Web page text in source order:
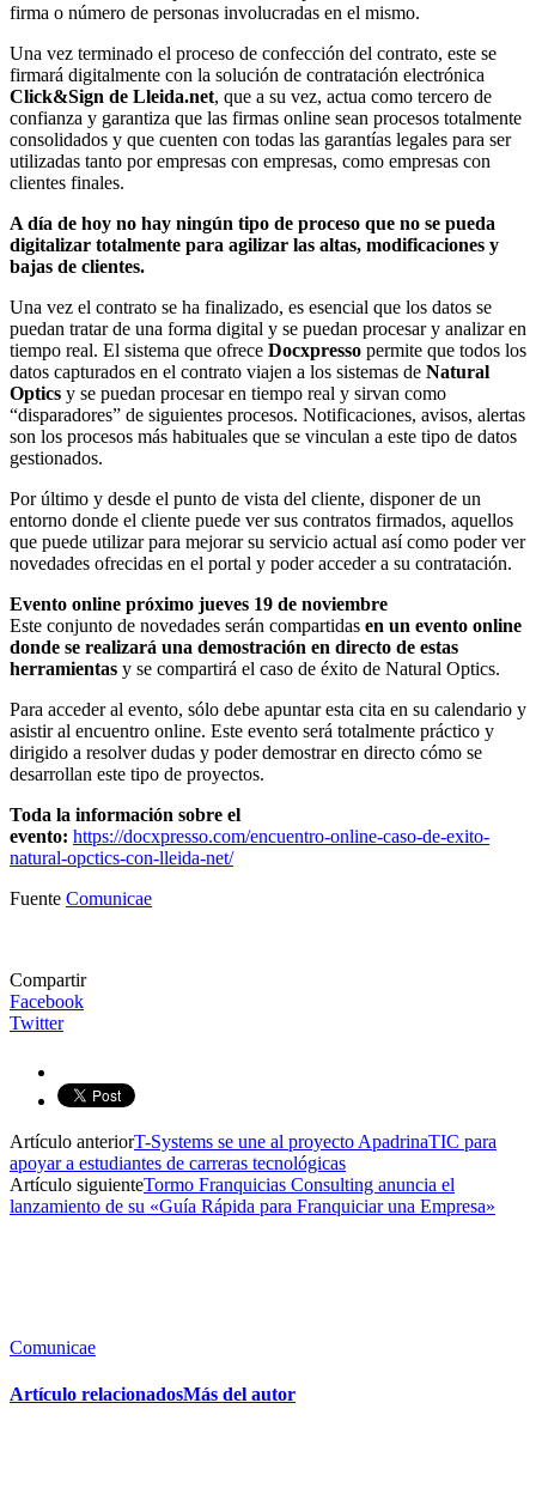
firma o número de personas involucradas en el mismo.
Una vez terminado el proceso de confección del contrato, este se
firmará digitalmente con la solución de contratación electrónica
Click&Sign de Lleida.net, que a su vez, actua como tercero de
confianza y garantiza que las firmas online sean procesos totalmente
consolidados y que cuenten con todas las garantías legales para ser
utilizadas tanto por empresas con empresas, como empresas con
clientes finales.
A día de hoy no hay ningún tipo de proceso que no se pueda
digitalizar totalmente para agilizar las altas, modificaciones y
bajas de clientes.
Una vez el contrato se ha finalizado, es esencial que los datos se
puedan tratar de una forma digital y se puedan procesar y analizar en
tiempo real. El sistema que ofrece Docxpresso permite que todos los
datos capturados en el contrato viajen a los sistemas de Natural
Optics y se puedan procesar en tiempo real y sirvan como
“disparadores” de siguientes procesos. Notificaciones, avisos, alertas
son los procesos más habituales que se vinculan a este tipo de datos
gestionados.
Por último y desde el punto de vista del cliente, disponer de un
entorno donde el cliente puede ver sus contratos firmados, aquellos
que puede utilizar para mejorar su servicio actual así como poder ver
novedades ofrecidas en el portal y poder acceder a su contratación.
Evento online próximo jueves 19 de noviembre
Este conjunto de novedades serán compartidas en un evento online
donde se realizará una demostración en directo de estas
herramientas y se compartirá el caso de éxito de Natural Optics.
Para acceder al evento, sólo debe apuntar esta cita en su calendario y
asistir al encuentro online. Este evento será totalmente práctico y
dirigido a resolver dudas y poder demostrar en directo cómo se
desarrollan este tipo de proyectos.
Toda la información sobre el
evento: https://docxpresso.com/encuentro-online-caso-de-exito-
natural-opctics-con-lleida-net/
Fuente Comunicae
Compartir
Facebook
Twitter
Artículo anteriorT-Systems se une al proyecto ApadrinaTIC para
apoyar a estudiantes de carreras tecnológicas
Artículo siguienteTormo Franquicias Consulting anuncia el
lanzamiento de su «Guía Rápida para Franquiciar una Empresa»
Comunicae
Artículo relacionadosMás del autor